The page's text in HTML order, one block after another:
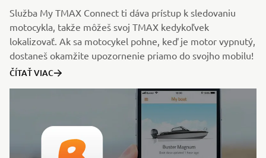
Služba My TMAX Connect ti dáva prístup k sledovaniu
motocykla, takže môžeš svoj TMAX kedykoľvek
lokalizovať. Ak sa motocykel pohne, keď je motor vypnutý,
dostaneš okamžite upozornenie priamo do svojho mobilu!
ČÍTAŤ VIAC